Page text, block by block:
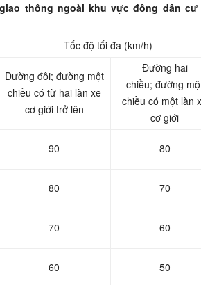
thông ngoài khu vực đông dân cư
Tốc độ tối đa (km/h)
Đường đôi; đường một
chiều có từ hai làn xe
cơ giới trởlên
Đường hai
chiều; đường
chiều có một làn
cơ giới
90 80
80 70
70 60
60 50